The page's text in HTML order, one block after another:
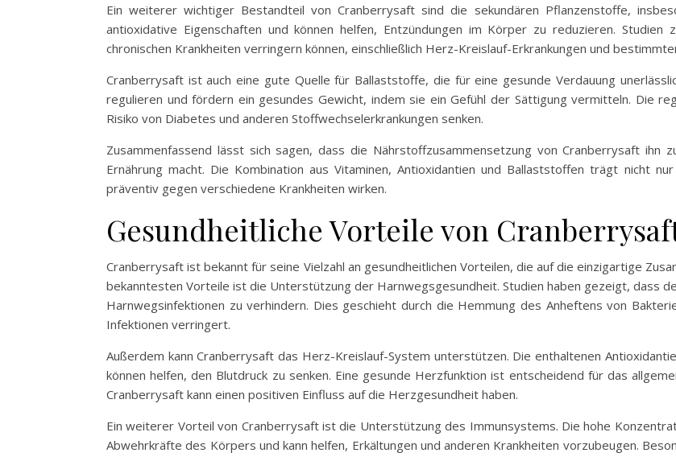
Ein weiterer wichtiger Bestandteil von Cranberrysaft sind die sekundären Pflanzenstoffe,
antioxidative Eigenschaften und können helfen, Entzündungen im Körper zu reduzieren.
chronischen Krankheiten verringern können, einschließlich Herz-Kreislauf-Erkrankungen und
Cranberrysaft ist auch eine gute Quelle für Ballaststoffe, die für eine gesunde Verdauung
regulieren und fördern ein gesundes Gewicht, indem sie ein Gefühl der Sättigung vermitteln. Die
Risiko von Diabetes und anderen Stoffwechselerkrankungen senken.
Zusammenfassend lässt sich sagen, dass die Nährstoffzusammensetzung von Cranberrysaft ihn
Ernährung macht. Die Kombination aus Vitaminen, Antioxidantien und Ballaststoffen trägt nicht
präventiv gegen verschiedene Krankheiten wirken.
Gesundheitliche Vorteile von
Cranberrysaft ist bekannt für seine Vielzahl an gesundheitlichen Vorteilen, die auf die einzigartige
bekanntesten Vorteile ist die Unterstützung der Harnwegsgesundheit. Studien haben gezeigt, dass
Harnwegsinfektionen zu verhindern. Dies geschieht durch die Hemmung des Anheftens von
Infektionen verringert.
Außerdem kann Cranberrysaft das Herz-Kreislauf-System unterstützen. Die enthaltenen
können helfen, den Blutdruck zu senken. Eine gesunde Herzfunktion ist entscheidend für das
Cranberrysaft kann einen positiven Einfluss auf die Herzgesundheit haben.
Ein weiterer Vorteil von Cranberrysaft ist die Unterstützung des Immunsystems. Die hohe
Abwehrkräfte des Körpers und kann helfen, Erkältungen und anderen Krankheiten vorzubeugen.